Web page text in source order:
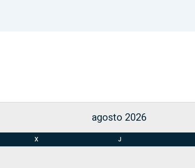
agosto 2026
X J